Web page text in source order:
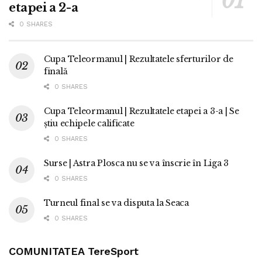
etapei a 2-a
0 SHARES
Cupa Teleormanul | Rezultatele sferturilor de
finală
0 SHARES
Cupa Teleormanul | Rezultatele etapei a 3-a | Se
știu echipele calificate
0 SHARES
Surse | Astra Plosca nu se va înscrie în Liga 3
0 SHARES
Turneul final se va disputa la Seaca
0 SHARES
COMUNITATEA TereSport